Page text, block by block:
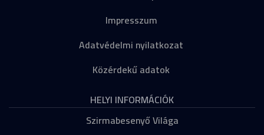
Impresszum
Adatvédelmi nyilatkozat
Közérdekű adatok
HELYI INFORMÁCIÓK
Szirmabesenyő Világa